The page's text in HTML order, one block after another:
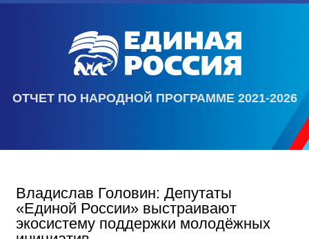
ОТЧЕТ ПО НАРОДНОЙ ПРОГРАММЕ 2021-2026
Владислав Головин: Депутаты
«Единой России» выстраивают
экосистему поддержки молодёжных